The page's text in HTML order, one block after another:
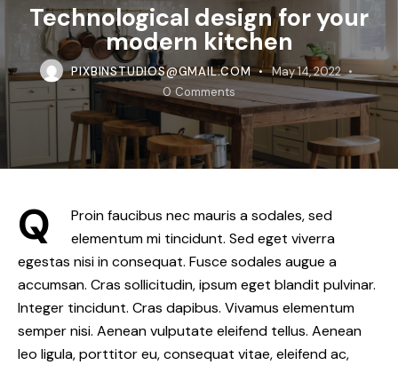
Technological design for your
modern kitchen
PIXBINSTUDIOS@GMAIL.COM
May 14, 2022
0 Comments
Q
Proin faucibus nec mauris a sodales, sed
elementum mi tincidunt. Sed eget viverra
egestas nisi in consequat. Fusce sodales augue a
accumsan. Cras sollicitudin, ipsum eget blandit pulvinar.
Integer tincidunt. Cras dapibus. Vivamus elementum
semper nisi. Aenean vulputate eleifend tellus. Aenean
leo ligula, porttitor eu, consequat vitae, eleifend ac,